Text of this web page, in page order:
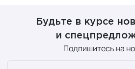
трендов и мужских предпочтений,
неповторимый ароматический
Аромат воплощает смелость и
Будьте в курсе
и
Подпишитесь на